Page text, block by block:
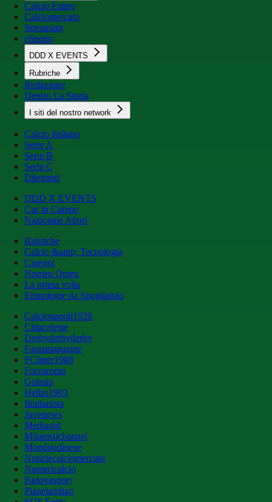
Calcio Estero
Calciomercato
Streaming
eSports
DDD X EVENTS
Rubriche
Redazione
Dentro La Storia
I siti del nostro network
Calcio Italiano
Serie A
Serie B
Serie C
Dilettanti
DDD X EVENTS
Cur in Campo
Nazionale Attori
Rubriche
Calcio &amp; Tecnologia
Cinegol
Nomen Omen
La prima volta
Etimologie da Spogliatoio
Calcionapoli1926
Cittaceleste
Derbyderbyderby
Fantamagazine
FCInter1908
Forzaroma
Golssip
Hellas1903
Ilmilanista
Juvenews
Mediagol
Milanistichannel
Mondoudinese
Notiziecalciomercato
Numericalcio
Padovasport
Pianetamilan